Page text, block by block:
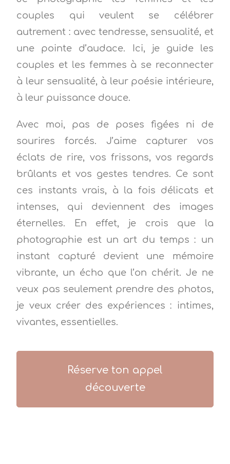
couples qui veulent se célébrer
autrement : avec tendresse, sensualité, et
une pointe d’audace. Ici, je guide les
couples et les femmes à se reconnecter
à leur sensualité, à leur poésie intérieure,
à leur puissance douce.
Avec moi, pas de poses figées ni de
sourires forcés. J’aime capturer vos
éclats de rire, vos frissons, vos regards
brûlants et vos gestes tendres. Ce sont
ces instants vrais, à la fois délicats et
intenses, qui deviennent des images
éternelles. En effet, je crois que la
photographie est un art du temps : un
instant capturé devient une mémoire
vibrante, un écho que l’on chérit. Je ne
veux pas seulement prendre des photos,
je veux créer des expériences : intimes,
vivantes, essentielles.
Réserve ton appel
découverte